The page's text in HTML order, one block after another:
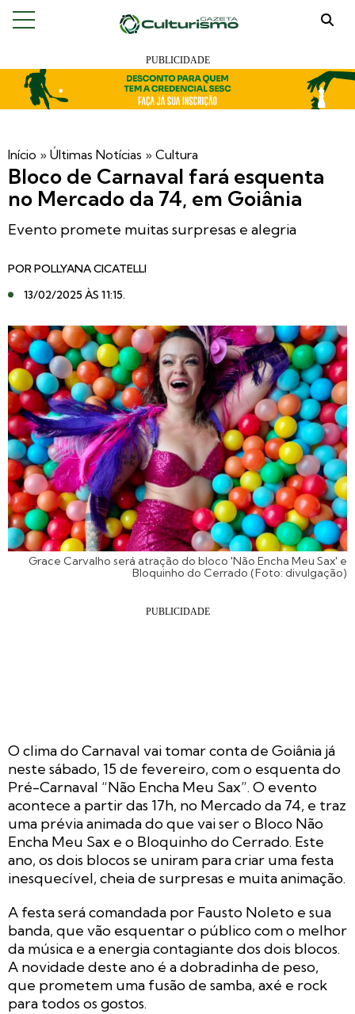
Início » Últimas Notícias » Cultura
Bloco de Carnaval fará esquenta
no Mercado da 74, em Goiânia
Evento promete muitas surpresas e alegria
PORPOLLYANA CICATELLI
13/02/2025 ÀS 11:15.
Grace Carvalho será atração do bloco 'Não Encha Meu Sax' e
Bloquinho do Cerrado (Foto: divulgação)
O clima do Carnaval vai tomar conta de Goiânia já
neste sábado, 15 de fevereiro, com o esquenta do
Pré-Carnaval “Não Encha Meu Sax”. O evento
acontece a partir das 17h, no Mercado da 74, e traz
uma prévia animada do que vai ser o Bloco Não
Encha Meu Sax e o Bloquinho do Cerrado. Este
ano, os dois blocos se uniram para criar uma festa
inesquecível, cheia de surpresas e muita animação.
A festa será comandada por Fausto Noleto e sua
banda, que vão esquentar o público com o melhor
da música e a energia contagiante dos dois blocos.
A novidade deste ano é a dobradinha de peso,
que prometem uma fusão de samba, axé e rock
para todos os gostos.